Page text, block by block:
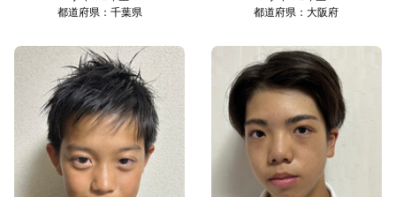
都道府県：千葉県
都道府県：大阪府